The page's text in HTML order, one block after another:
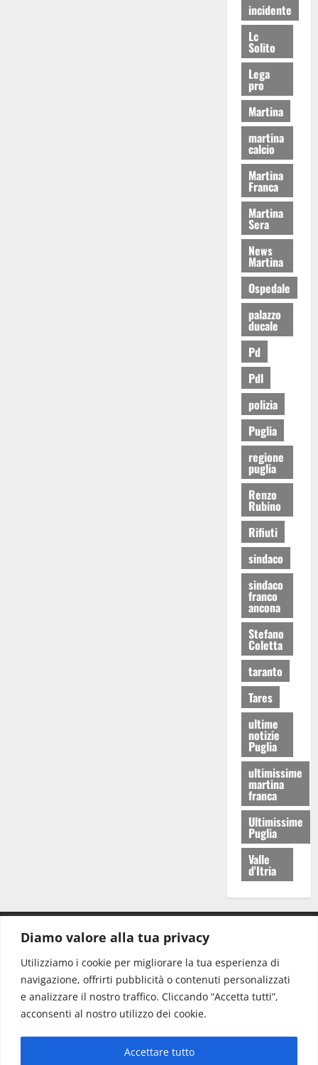
Diamo valore alla tua privacy
Utilizziamo i cookie per migliorare la tua esperienza di
navigazione, offrirti pubblicità o contenuti personalizzati
e analizzare il nostro traffico. Cliccando “Accetta tutti”,
acconsenti al nostro utilizzo dei cookie.
Accettare tutto
incidente
Lc
Solito
Lega
pro
Martina
martina
calcio
Martina
Franca
Martina
Sera
News
Martina
Ospedale
palazzo
ducale
Pd
Pdl
polizia
Puglia
regione
puglia
Renzo
Rubino
Rifiuti
sindaco
sindaco
franco
ancona
Stefano
Coletta
taranto
Tares
ultime
notizie
Puglia
ultimissime
martina
franca
Ultimissime
Puglia
Valle
d'Itria
Redazione: redazione@www.martinasera.it
Direttore:direttore@www.martinasera.it
Info & Commerciale:info@www.martinasera.it